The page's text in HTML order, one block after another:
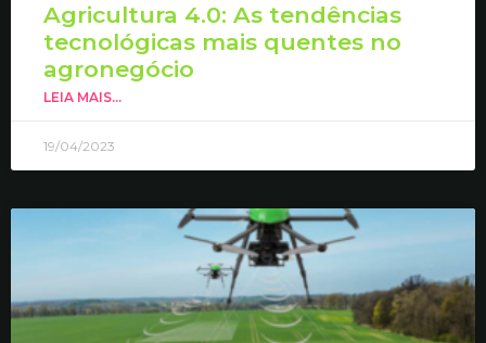
Agricultura 4.0: As tendências
tecnológicas mais quentes no
agronegócio
LEIA MAIS...
19/04/2023